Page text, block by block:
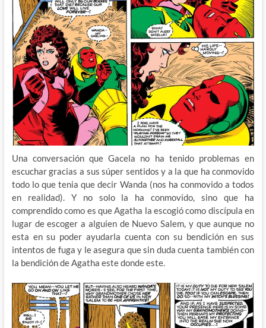
Una conversación que Gacela no ha tenido problemas en
escuchar gracias a sus súper sentidos y a la que ha conmovido
todo lo que tenia que decir Wanda (nos ha conmovido a todos
en realidad). Y no solo la ha conmovido, sino que ha
comprendido como es que Agatha la escogió como discípula en
lugar de escoger a alguien de Nuevo Salem, y que aunque no
esta en su poder ayudarla cuenta con su bendición en sus
intentos de fuga y le asegura que sin duda cuenta también con
la bendición de Agatha este donde este.